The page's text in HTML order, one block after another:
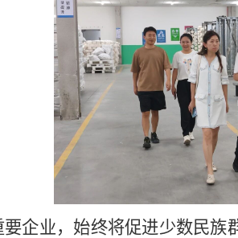
企业，始终将促进少数民